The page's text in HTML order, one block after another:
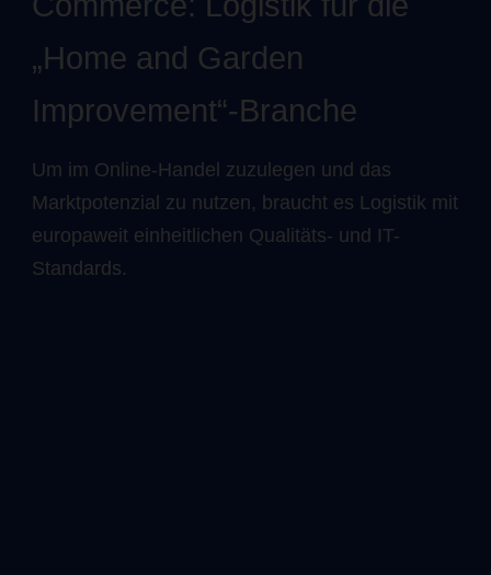
„Home and Garden
Improvement“-Branche
Um im Online-Handel zuzulegen und das
Marktpotenzial zu nutzen, braucht es Logistik mit
europaweit einheitlichen Qualitäts- und IT-
Standards.